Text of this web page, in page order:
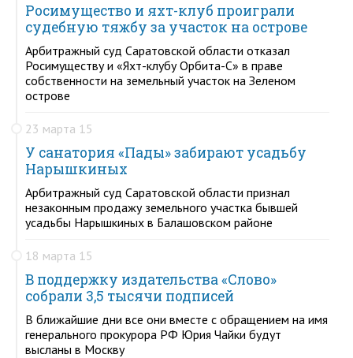
Росимущество и яхт-клуб проиграли
судебную тяжбу за участок на острове
Арбитражный суд Саратовской области отказал
Росимуществу и «Яхт-клубу Орбита-С» в праве
собственности на земельный участок на Зеленом
острове
23 марта 15
У санатория «Пады» забирают усадьбу
Нарышкиных
Арбитражный суд Саратовской области признал
незаконным продажу земельного участка бывшей
усадьбы Нарышкиных в Балашовском районе
18 марта 15
В поддержку издательства «Слово»
собрали 3,5 тысячи подписей
В ближайшие дни все они вместе с обращением на имя
генерального прокурора РФ Юрия Чайки будут
высланы в Москву